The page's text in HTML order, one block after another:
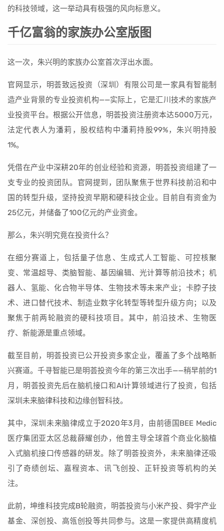
的科技领域，这一举动具有极强的风向标意义。
千亿富翁的家族办公室版图
这一次，朱兴明的家族办公室首次浮出水面。
官网显示，明荟致远投资（深圳）有限公司是一家具有智能制
造产业背景的专业投资机构——实际上，它是汇川技术的家族产
业投资平台。根据公开信息，明荟投资注册资本达5000万元，
法定代表人为潘莉，股权结构中潘莉持股99%，朱兴明持股
1%。
凭借在产业中深耕20年的创业经验和资源，明荟投资组建了一
支专业的投资团队。官网提到，团队聚焦于世界科技前沿和中
国的转型升级，坚持投资早期和硬科技企业。目前自有资金为
25亿元，并储备了100亿元的产业资金。
那么，朱兴明究竟在投资什么？
在细分赛道上，包括量子信息、生成式人工智能、可控核聚
变、常温超导、类脑智能、基因编辑、光计算等前沿技术；机
器人、氢能、化合物半导体、生物技术等未来产业；卡脖子技
术、进口替代技术、制造业数字化转型等转型升级方向；以及
聚焦于前两轮融资的硬科技项目。其中，前沿技术、生物医
疗、新能源是重点领域。
截至目前，明荟投资已公开投资多家企业，覆盖了多个战略新
兴赛道。千寻智能已是明荟投资今年的第三次出手——稍早前的1
月，明荟投资先后在脑机接口和AI计算领域进行了投资，包括
深圳未来脑律科技和边缘创智科技。
其中，深圳未来脑律成立于2020年3月，由前德国BEE Medic
医疗集团亚太区总裁薛耀创办，他曾主导全球首个商业化脑植
入式脑机接口传感器的研发。除了明荟投资外，未来脑律还吸
引了奇绩创坛、嘉程资本、讯飞创投、正轩投资等机构的关
注。
此前，坤维科技完成B轮融资，明荟投资与小米产投、舜宇产业
基金、深创投、高瓴创投等共同参与。这是一家提供高精度机